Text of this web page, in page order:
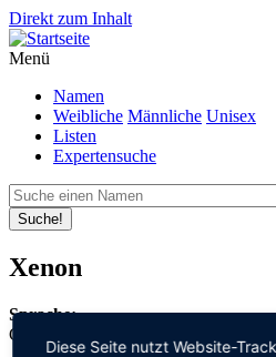
Direkt zum Inhalt
Menü
Namen
Weibliche Männliche Unisex
Listen
Expertensuche
Suche!
Xenon
Sprache:
Griechisch
Diese Seite nutzt Website-